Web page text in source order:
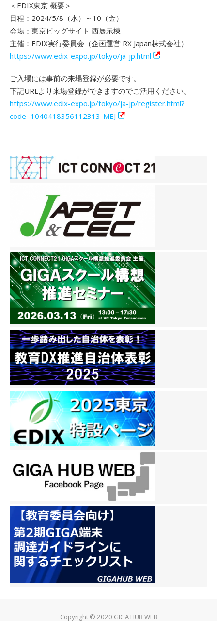
＜EDIX東京 概要＞
日程：2024/5/8（水）～10（金）
会場：東京ビッグサイト 西展示棟
主催：EDIX実行委員会（企画運営 RX Japan株式会社）
https://www.edix-expo.jp/tokyo/ja-jp.html
ご入場には事前の来場登録が必要です。
下記URLより来場登録ができますのでご活用ください。
https://www.edix-expo.jp/tokyo/ja-jp/register.html?
code=1040418356112313-MEJ
Copyright © 2020 GIGA HUB WEB